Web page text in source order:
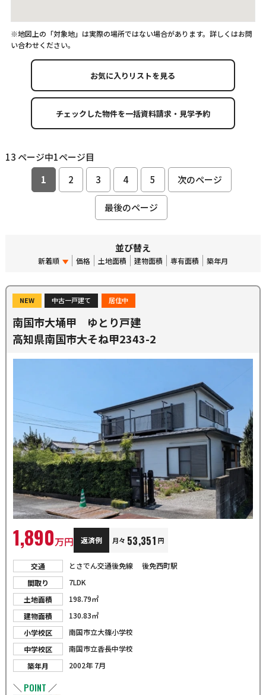
※地図上の「対象地」は実際の場所ではない場合があります。詳しくはお問
い合わせください。
お気に入りリストを見る
13 ページ中1ページ目
1
2 3 4 5 次のページ
最後のページ
並び替え
新着順 価格 土地面積 建物面積 専有面積 築年月
NEW 中古一戸建て 居住中
南国市大埇甲 ゆとり戸建
高知県南国市大そね甲2343-2
1,890万円 返済例 月々 53,351 円
交通
とさでん交通後免線 後免西町駅
間取り
7LDK
土地面積
198.79㎡
建物面積
130.83㎡
小学校区
南国市立大篠小学校
中学校区
南国市立香長中学校
築年月
2002年 7月
＼ POINT ／